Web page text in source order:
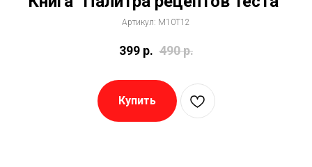
Артикул: M10T12
399 р. 490р.
Купить